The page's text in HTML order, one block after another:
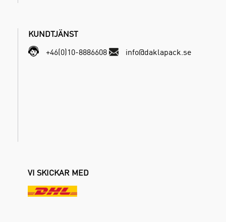
KUNDTJÄNST
+46(0)10-8886608
info@daklapack.se
VI SKICKAR MED